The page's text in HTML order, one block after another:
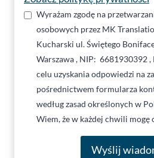
Wyrażam zgodę na
osobowych przez MK
Kucharski ul. Świętego
Warszawa , NIP: 6681930392
celu uzyskania odpowiedzi na
pośrednictwem formularza
według zasad określonych w
Wiem, że w każdej chwili mogę
Wyślij